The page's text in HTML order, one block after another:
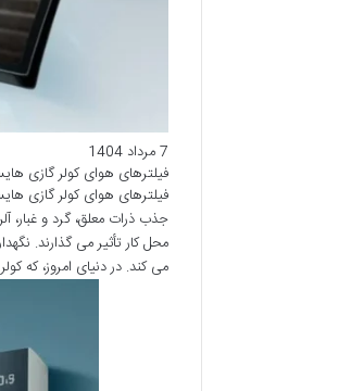
7 مرداد 1404
فیلترهای هوای کولر گازی
فیلترهای هوای کولر گازی
جذب ذرات معلق، گرد و غبار،
محل کار تأثیر می گذارند.
می کند. در دنیای امروز، که